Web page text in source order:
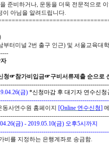
준비하거나, 운동을 더욱 전문적으로
이 아님을 알려드립니다.
부터미널 2번 출구 인근) 및 서울교육대
청☞참가비입금☞구비서류제출 순으로
금) *신청마감 후 대기자 연수신청
사연수원 홈페이지 [Online 연수신청]
금) - 2019.05.10(금) 오후5시까지
비를 지정하는 은행계좌로 송금함.